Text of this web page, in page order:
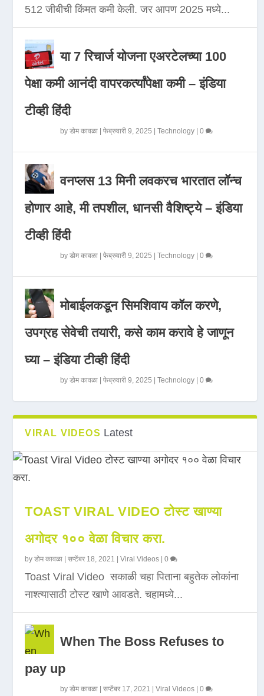
512 जीबीची किंमत कमी केली. जर आपण 2025 मध्ये...
या 7 रिचार्ज योजना एअरटेलच्या 100
पेक्षा कमी आनंदी वापरकर्त्यांपेक्षा कमी – इंडिया
टीव्ही हिंदी
byडोम कावळा |फेब्रुवारी 9, 2025 |Technology |0
वनप्लस 13 मिनी लवकरच भारतात लॉन्च
होणार आहे, मी तपशील, धानसी वैशिष्ट्ये – इंडिया
टीव्ही हिंदी
byडोम कावळा |फेब्रुवारी 9, 2025 |Technology |0
मोबाईलकडून सिमशिवाय कॉल करणे,
उपग्रह सेवेची तयारी, कसे काम करावे हे जाणून
घ्या – इंडिया टीव्ही हिंदी
byडोम कावळा |फेब्रुवारी 9, 2025 |Technology |0
VIRAL VIDEOS Latest
TOAST VIRAL VIDEO टोस्ट खाण्या
अगोदर १०० वेळा विचार करा.
byडोम कावळा |सप्टेंबर 18, 2021 |Viral Videos |0
Toast Viral Video सकाळी चहा पिताना बहुतेक लोकांना
नाश्त्यासाठी टोस्ट खाणे आवडते. चहामध्ये...
When The Boss Refuses to
pay up
byडोम कावळा |सप्टेंबर 17, 2021 |Viral Videos |0